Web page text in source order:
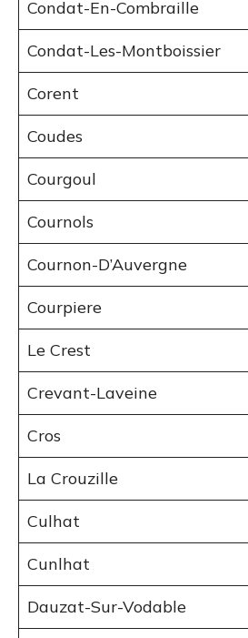
Condat-En-Combraille
Condat-Les-Montboissier
Corent
Coudes
Courgoul
Cournols
Cournon-D’Auvergne
Courpiere
Le Crest
Crevant-Laveine
Cros
La Crouzille
Culhat
Cunlhat
Dauzat-Sur-Vodable